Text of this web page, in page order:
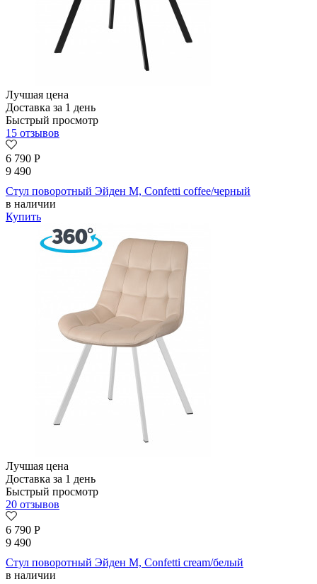
Лучшая цена
Доставка за 1 день
Быстрый просмотр
15 отзывов
6 790 Р
9 490
Стул поворотный Эйден М, Confetti coffee/черный
в наличии
Купить
Лучшая цена
Доставка за 1 день
Быстрый просмотр
20 отзывов
6 790 Р
9 490
Стул поворотный Эйден М, Confetti cream/белый
в наличии